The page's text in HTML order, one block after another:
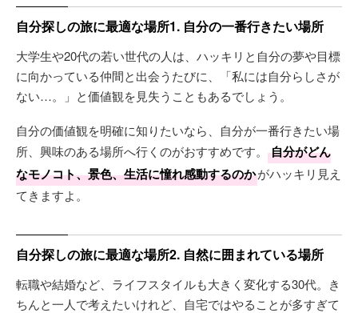
自分探しの旅に最適な場所1. 自分の一番行きたい場所
大学生や20代の若い世代の人は、ハッキリと自分の夢や目標
に向かっている仲間と出会うたびに、「私には自分らしさが
ない…。」と価値観を見失うこともあるでしょう。
自分の価値観を明確に知りたいなら、自分が一番行きたい場
所、興味のある場所へ行くのがおすすめです。
自分がどん
なモノコト、景色、生活に憧れ感動するのかがハッキリ見え
てきますよ。
自分探しの旅に最適な場所2. 自然に囲まれている場所
転職や結婚など、ライフスタイルも大きく変化する30代。き
ちんと一人で考えたいけれど、自宅ではやることが多すぎて